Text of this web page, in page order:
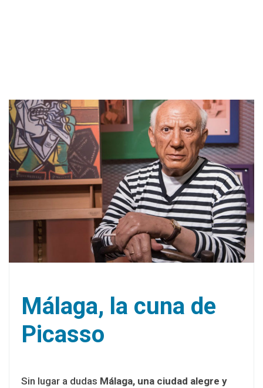
Málaga, la cuna de
Picasso
Sin lugar a dudas Málaga, una ciudad alegre y